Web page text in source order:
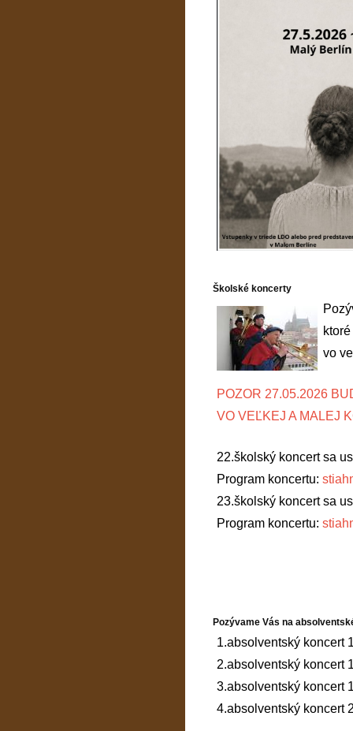
Školské koncerty
vo
POZOR 27.05.2026
VO VEĽKEJ A MALEJ
22.školský koncert sa
Program koncertu:
23.školský koncert sa
Program koncertu:
Pozývame Vás na
1.absolventský koncert
2.absolventský koncert
3.absolventský koncert
4.absolventský koncert